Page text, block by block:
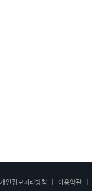
개인정보처리방침 이용약관